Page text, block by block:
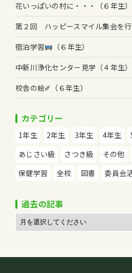
花いっぱいの村に・・・（６年生）
第２回 ハッピースマイル集会を行
宿泊学習
（６年生）
中新川浄化センター見学（４年生）
校舎の絵✐（６年生）
カテゴリー
1年生 2年生 3年生 4年生
あじさい級
さつき級 その他
保健学習
全校 図書 委員会
過去の記事